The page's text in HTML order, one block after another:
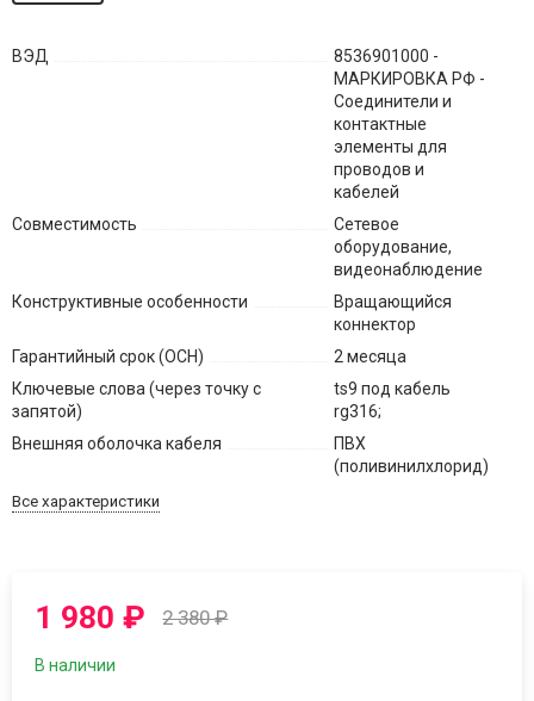
ВЭД
8536901000 -
МАРКИРОВКА РФ -
Соединители и
контактные
элементы для
проводов и
кабелей
Совместимость
Сетевое
оборудование,
видеонаблюдение
Конструктивные особенности
Вращающийся
коннектор
Гарантийный срок (ОСН)
2 месяца
Ключевые слова (через точку с
запятой)
ts9 под кабель
rg316;
Внешняя оболочка кабеля
ПВХ
(поливинилхлорид)
Все характеристики
1 980₽ 2 380₽
В наличии